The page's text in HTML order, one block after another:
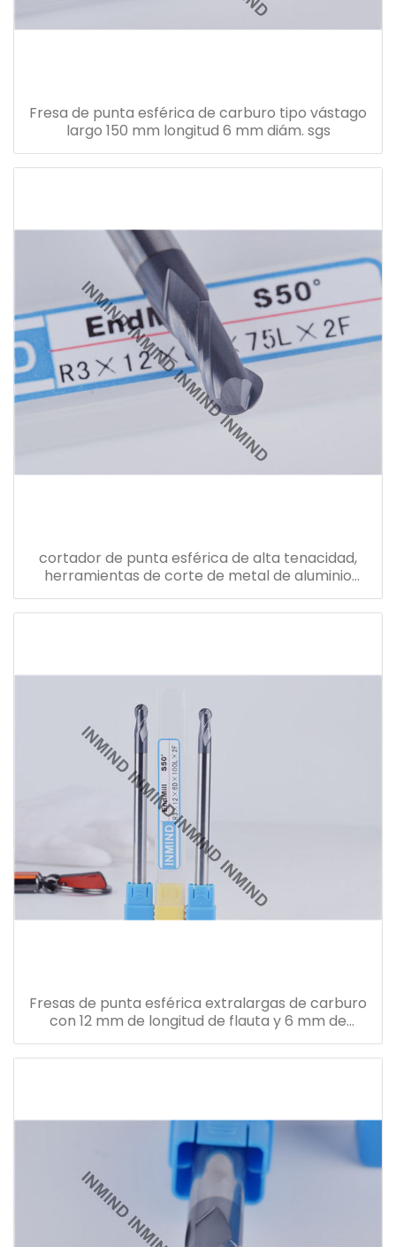
Fresa de punta esférica de carburo tipo vástago
largo 150 mm longitud 6 mm diám. sgs
cortador de punta esférica de alta tenacidad,
herramientas de corte de metal de aluminio
hrc50
Fresas de punta esférica extralargas de carburo
con 12 mm de longitud de flauta y 6 mm de
diámetro del vástago